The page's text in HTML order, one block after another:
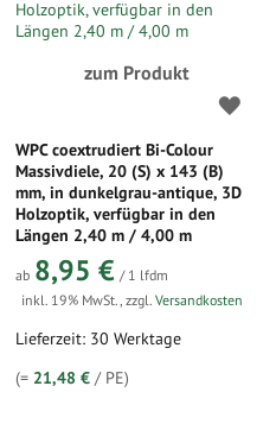
zum Produkt
WPC coextrudiert Bi-Colour
Massivdiele, 20 (S) x 143 (B)
mm, in dunkelgrau-antique, 3D
Holzoptik, verfügbar in den
Längen 2,40 m / 4,00 m
ab 8,95 € / 1 lfdm
inkl. 19% MwSt.,zzgl.Versandkosten
Lieferzeit: 30 Werktage
(= 21,48 € / PE)